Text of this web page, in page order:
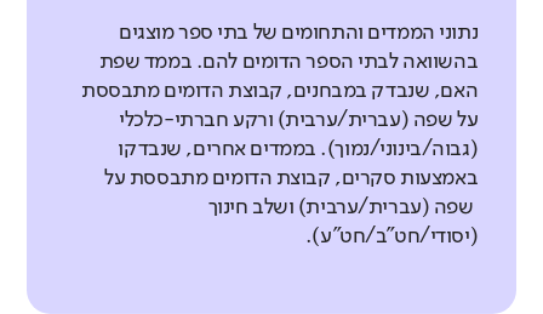
נתוני הממדים והתחומים של בתי ספר מוצגים
בהשוואה לבתי הספר הדומים להם. בממד שפת
האם, שנבדק במבחנים, קבוצת הדומים מתבססת
על שפה (עברית/ערבית) ורקע חברתי-כלכלי
(גבוה/בינוני/נמוך). בממדים אחרים, שנבדקו
באמצעות סקרים, קבוצת הדומים מתבססת על
שפה (עברית/ערבית) ושלב חינוך
(יסודי/חט"ב/חט"ע).